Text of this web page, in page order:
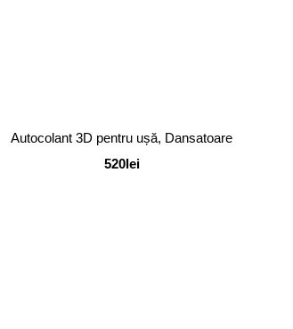
Autocolant 3D pentru ușă, Dansatoare
520lei